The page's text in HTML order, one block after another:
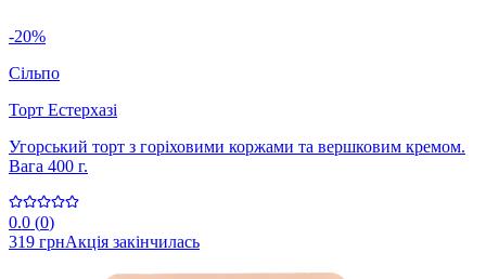
-20%
Сільпо
Торт Естерхазі
Угорський торт з горіховими коржами та вершковим кремом.
Вага 400 г.
0.0 (0)
319 грнАкція закінчилась